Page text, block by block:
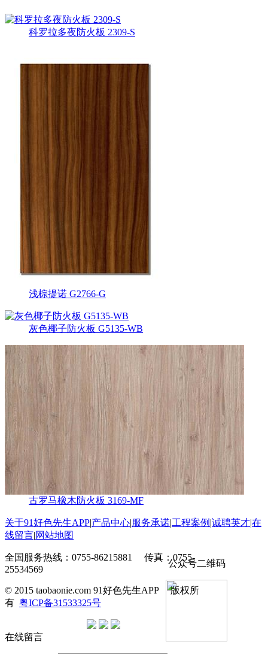
科罗拉多夜防火板 2309-S
浅棕提诺 G2766-G
灰色椰子防火板 G5135-WB
古罗马橡木防火板 3169-MF
关于91好色先生APP|产品中心|服务承诺|工程案例 |诚聘英才|在
线留言|网站地图
公众号二维码
全国服务热线：0755-86215881 传真：0755-
25534569
© 2015 taobaonie.com 91好色先生APP 版权所
有 粤ICP备31533325号
在线留言